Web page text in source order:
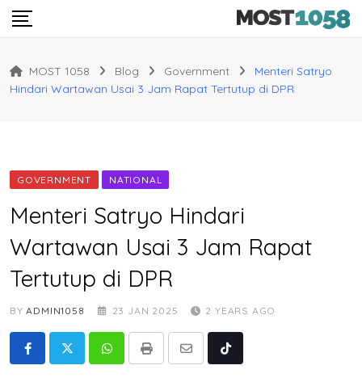
Skip
MOST 1058 Blog Government
Menteri Satryo
Hindari Wartawan Usai 3 Jam Rapat Tertutup di DPR
GOVERNMENT NATIONAL
Menteri Satryo Hindari
Wartawan Usai 3 Jam Rapat
Tertutup di DPR
BYADMIN1058 23 JAN 2025 2 YEARS AGO
WhatsappPrint
Share
Tiktok